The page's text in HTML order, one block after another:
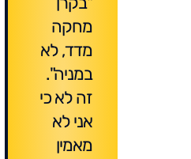
מחקה
מדד, לא
במניה".
זה לא כי
אני לא
מאמין